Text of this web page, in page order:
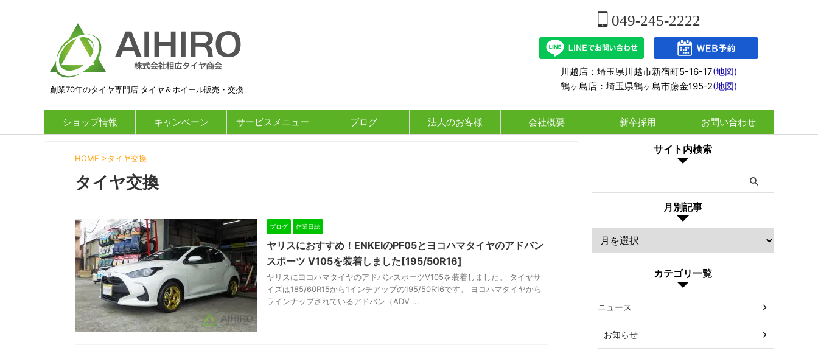
創業70年のタイヤ専門店 タイヤ＆ホイール販売・交換
049-245-2222
川越店：埼玉県川越市新宿町5-16-17(地図)
鶴ヶ島店：埼玉県鶴ヶ島市藤金195-2(地図)
ショップ情報 キャンペーン サービスメニュー ブログ 法人のお客様 会社概要 新卒採用 お問い合わせ
HOME >タイヤ交換
タイヤ交換
ブログ 作業日誌
ヤリスにおすすめ！ENKEIのPF05とヨコハマタイヤのアドバン
スポーツ V105を装着しました[195/50R16]
ヤリスにヨコハマタイヤのアドバンスポーツV105を装着しました。 タイヤサ
イズは185/60R15から1インチアップの195/50R16です。 ヨコハマタイヤから
ラインナップされているアドバン（ADV ...
サイト内検索
月別記事
カテゴリ一覧
ニュース
お知らせ